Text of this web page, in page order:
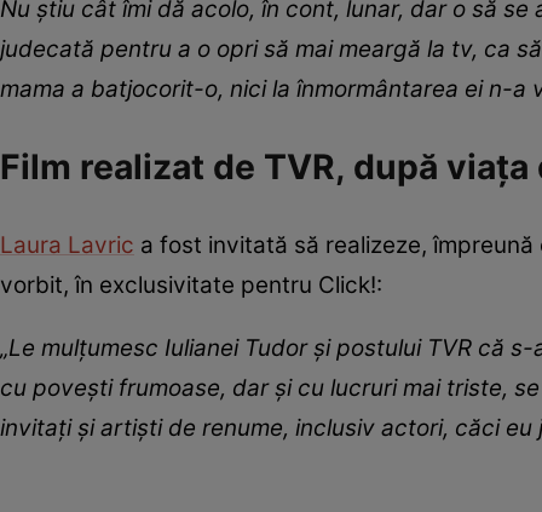
Nu știu cât îmi dă acolo, în cont, lunar, dar o să
judecată pentru a o opri să mai meargă la tv, ca
mama a batjocorit-o, nici la înmormântarea ei n-a
Film realizat de TVR, după
Laura Lavric a fost invitată să realizeze,
vorbit, în exclusivitate pentru Click!:
„Le mulțumesc Iulianei Tudor și postului TVR că
cu povești frumoase, dar și cu lucruri mai triste,
invitați și artiști de renume, inclusiv actori, căci eu